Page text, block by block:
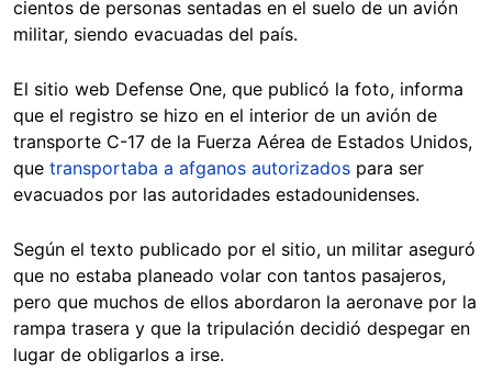
cientos de personas sentadas en el suelo de un avión
militar, siendo evacuadas del país.
El sitio web Defense One, que publicó la foto, informa
que el registro se hizo en el interior de un avión de
transporte C-17 de la Fuerza Aérea de Estados Unidos,
que transportaba a afganos autorizados para ser
evacuados por las autoridades estadounidenses.
Según el texto publicado por el sitio, un militar aseguró
que no estaba planeado volar con tantos pasajeros,
pero que muchos de ellos abordaron la aeronave por la
rampa trasera y que la tripulación decidió despegar en
lugar de obligarlos a irse.